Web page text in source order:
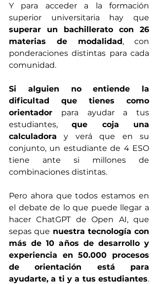
Y para acceder a la formación
superar un bachillerato con 26
materias de modalidad, con
ponderaciones distintas para cada
comunidad.
Si alguien no entiende la
dificultad que tienes como
orientador para ayudar a tus
estudiantes, que coja una
calculadora y verá que en su
conjunto, un estudiante de 4 ESO
tiene ante si millones de
combinaciones distintas.
Pero ahora que todos estamos en
el debate de lo que puede llegar a
hacer ChatGPT de Open AI, que
sepas que nuestra tecnología con
más de 10 años de desarrollo y
experiencia en 50.000 procesos
de orientación está para
ayudarte, a ti y a tus estudiantes.